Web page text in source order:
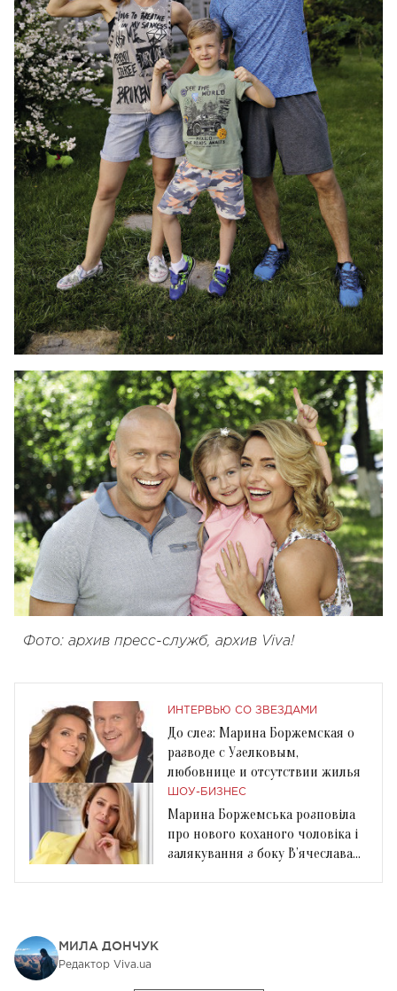
Фото: архив пресс-служб, архив Viva!
ИНТЕРВЬЮ СО ЗВЕЗДАМИ
До слез: Марина Боржемская о
разводе с Узелковым,
любовнице и отсутствии жилья
ШОУ-БИЗНЕС
Марина Боржемська розповіла
про нового коханого чоловіка і
залякування з боку В’ячеслава
МИЛА ДОНЧУК
Редактор Viva.ua